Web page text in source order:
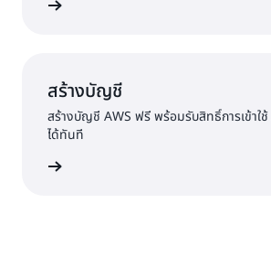
สร้างบัญชี
สร้างบัญชี AWS ฟรี พร้อมรับสิทธิ์การเข้าใ
ได้ทันที